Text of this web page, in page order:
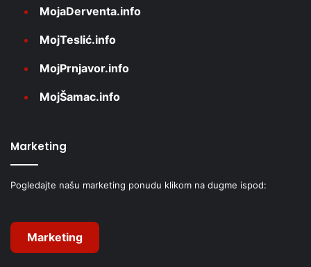
MojaDerventa.info
MojTeslić.info
MojPrnjavor.info
MojŠamac.info
Marketing
Pogledajte našu marketing ponudu klikom na dugme ispod:
Marketing